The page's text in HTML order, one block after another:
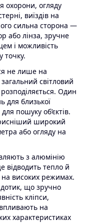
охорони, огляду
виїздів на
сильна сторона —
або лінза, зручне
і можливість
точку.
не лише на
світловий
Один
для близької
пошуку об’єктів.
широкий
або огляду на
з алюмінію
відводить тепло й
на високих режимах.
що зручно
кліпси,
на
характеристиках
дальнобійного
пересування
заряджаються
USB; - заряду
світіння в
променя; - при
павербанка
настільну лампу
світла. - мають
кріплення за
Недоліки
- відсутність силіконової заглушки
від потрапляння
пакувальної
постоянной
якому лежить
коротенький
заряджання.